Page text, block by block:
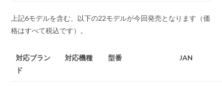
上記6モデルを含む、以下の22モデルが今回発売となります（価
格はすべて税込です）。
対応ブラン
ド
対応機種 型番 JAN